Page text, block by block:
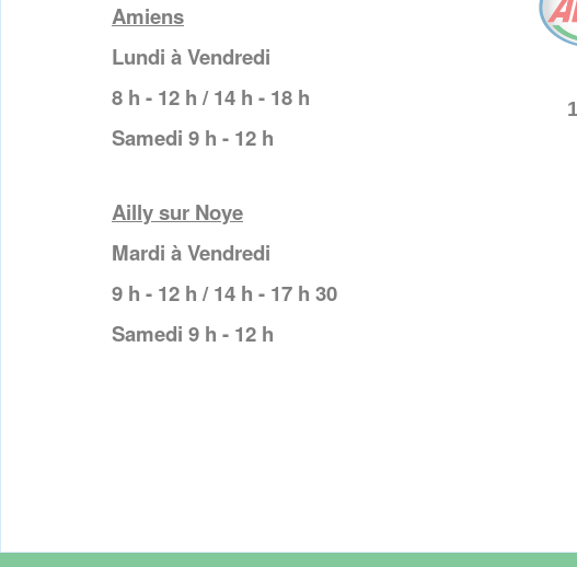
Amiens
Lundi à Vendredi
8 h - 12 h / 14 h - 18 h
Samedi 9 h - 12 h
Ailly sur Noye
Mardi à Vendredi
9 h - 12 h / 14 h - 17 h 30
Samedi 9 h - 12 h